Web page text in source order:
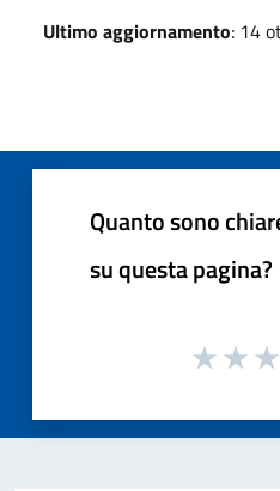
Ultimo aggiornamento: 14
Quanto sono
su questa pagina?